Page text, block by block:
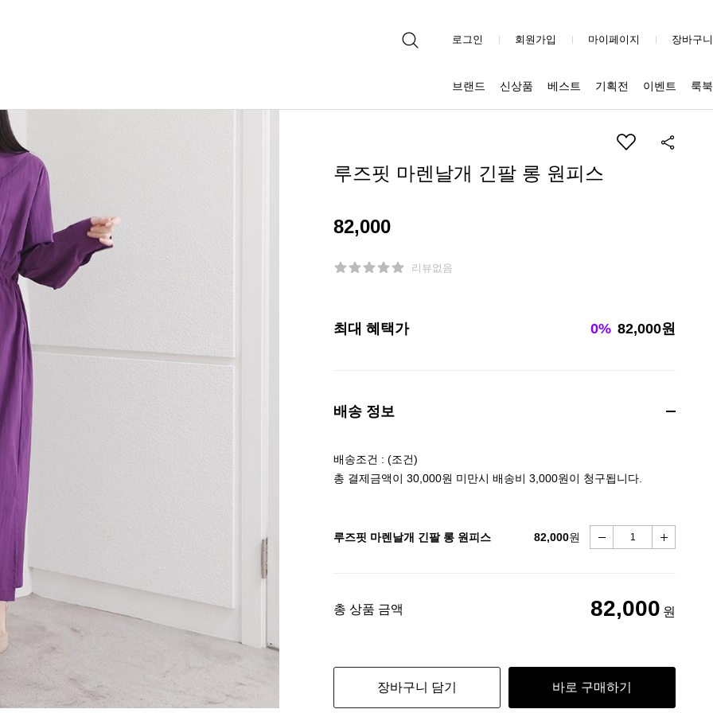
로그인 회원가입 마이페이지 장바구니
브랜드 신상품 베스트 기획전 이벤트 룩북
루즈핏 마렌날개 긴팔 롱 원피스
82,000
리뷰없음
최대 혜택가 0% 82,000원
배송 정보
배송조건 : (조건)
총 결제금액이 30,000원 미만시 배송비 3,000원이 청구됩니다.
루즈핏 마렌날개 긴팔 롱 원피스 82,000원
총 상품 금액 82,000 원
장바구니 담기 바로 구매하기